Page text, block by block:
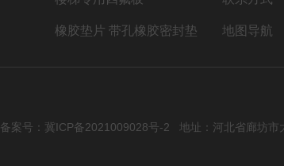
橡胶垫片 带孔橡胶密封垫
石棉制品 非石棉橡胶板垫
地图导航
备案号：冀ICP备2021009028号-2 地址：河北省廊坊市